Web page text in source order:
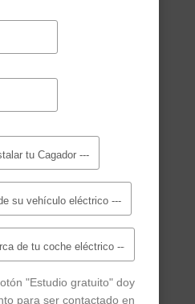
"Estudio gratuito" doy
para ser contactado en